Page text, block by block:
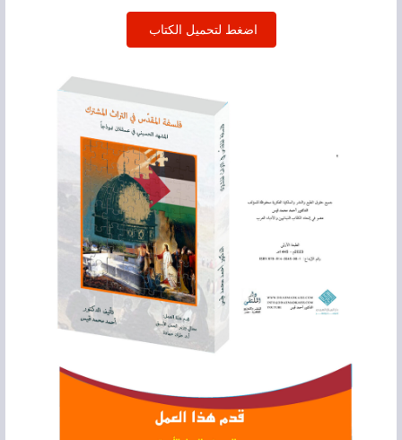
اضغط لتحميل الكتاب